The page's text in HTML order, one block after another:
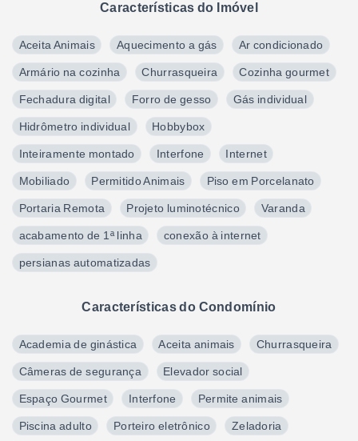
Características do Imóvel
Aceita Animais Aquecimento a gás Ar condicionado
Armário na cozinha Churrasqueira Cozinha gourmet
Fechadura digital Forro de gesso Gás individual
Hidrômetro individual Hobbybox
Inteiramente montado Interfone Internet
Mobiliado Permitido Animais Piso em Porcelanato
Portaria Remota Projeto luminotécnico Varanda
acabamento de 1ª linha conexão à internet
persianas automatizadas
Características do Condomínio
Academia de ginástica Aceita animais Churrasqueira
Câmeras de segurança Elevador social
Espaço Gourmet Interfone Permite animais
Piscina adulto Porteiro eletrônico Zeladoria